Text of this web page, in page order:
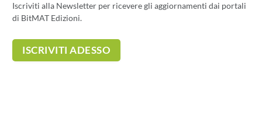
Iscriviti alla Newsletter per ricevere gli aggiornamenti dai portali
di BitMAT Edizioni.